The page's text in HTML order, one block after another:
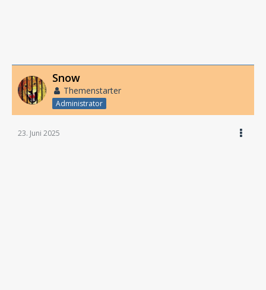
Snow
Themenstarter
Administrator
23. Juni 2025